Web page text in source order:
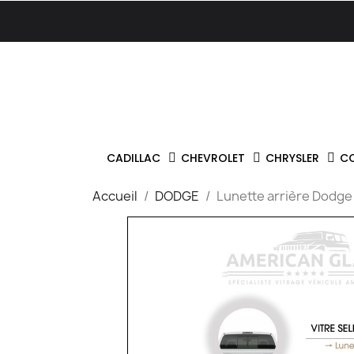
CADILLAC CHEVROLET CHRYSLER
Accueil DODGE Lunette arrière Dodge